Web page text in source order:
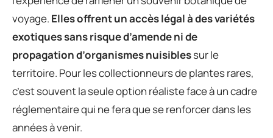
voyage. Elles offrent un accès légal à des variétés
exotiques sans risque d’amende ni de
propagation d’organismes nuisiblessur le
territoire. Pour les collectionneurs de plantes rares,
c’est souvent la seule option réaliste face à un cadre
réglementaire qui ne fera que se renforcer dans les
années à venir.